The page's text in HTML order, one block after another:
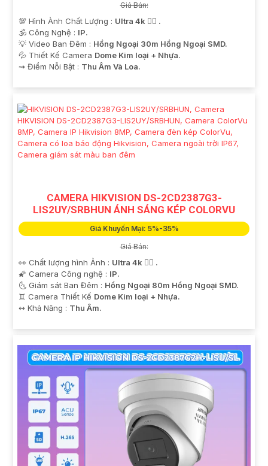
Giá Bán:
💯 Hình Ành Chất Lượng : Ultra 4k 👍🏾 .
🕉️ Công Nghệ : IP.
💡 Video Ban Đêm : Hồng Ngoại 30m Hồng Ngoại SMD.
💦 Thiết Kế Camera Dome Kim loại + Nhựa.
️⇝ Điểm Nỗi Bật : Thu Âm Và Loa.
CAMERA HIKVISION DS-2CD2387G3-
LIS2UY/SRBHUN ÁNH SÁNG KÉP COLORVU
Giá Khuyến Mại: 5%-35%
Giá Bán:
👀 Chất lượng hình Ảnh : Ultra 4k 👍🏾 .
🌠 Camera Công nghệ : IP.
🌜 Giám sát Ban Đêm : Hồng Ngoại 80m Hồng Ngoại SMD.
♊ Camera Thiết Kế Dome Kim loại + Nhựa.
️↭ Khả Năng : Thu Âm.